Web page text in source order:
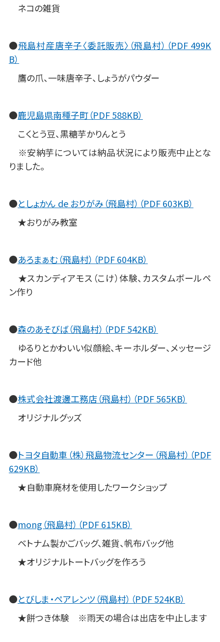
ネコの雑貨
●飛島村産唐辛子〈委託販売〉（飛島村）（PDF 499K
B）
鷹の爪、一味唐辛子、しょうがパウダー
●鹿児島県南種子町（PDF 588KB）
こくとう豆、黒糖芋かりんとう
※安納芋については納品状況により販売中止とな
りました。
●としょかん de おりがみ（飛島村）（PDF 603KB）
★おりがみ教室
●あろまぁむ（飛島村）（PDF 604KB）
★スカンディアモス（こけ）体験、カスタムボールペ
ン作り
●森のあそびば（飛島村）（PDF 542KB）
ゆるりとかわいい似顔絵、キーホルダー、メッセージ
カード他
●株式会社渡邊工務店（飛島村）（PDF 565KB）
オリジナルグッズ
●トヨタ自動車（株）飛島物流センター（飛島村）（PDF
629KB）
★自動車廃材を使用したワークショップ
●mong（飛島村）（PDF 615KB）
ベトナム製かごバッグ、雑貨、帆布バッグ他
★オリジナルトートバッグを作ろう
●とびしま・ペアレンツ（飛島村）（PDF 524KB）
★餅つき体験 ※雨天の場合は出店を中止します